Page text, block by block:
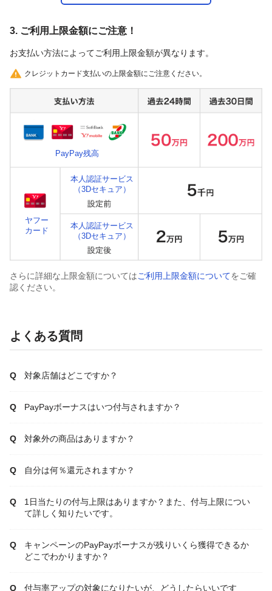
3. ご利用上限金額にご注意！
お支払い方法によってご利用上限金額が異なります。
クレジットカード支払いの上限金額にご注意ください。
PayPay残高
ヤフー
カード
本人認証サービス
（3Dセキュア）
本人認証サービス
（3Dセキュア）
さらに詳細な上限金額についてはご利用上限金額についてをご確
認ください。
よくある質問
対象店舗はどこですか？
PayPayボーナスはいつ付与されますか？
対象外の商品はありますか？
自分は何％還元されますか？
1日当たりの付与上限はありますか？また、付与上限につい
て詳しく知りたいです。
キャンペーンのPayPayボーナスが残りいくら獲得できるか
どこでわかりますか？
付与率アップの対象になりたいが、どうしたらいいです